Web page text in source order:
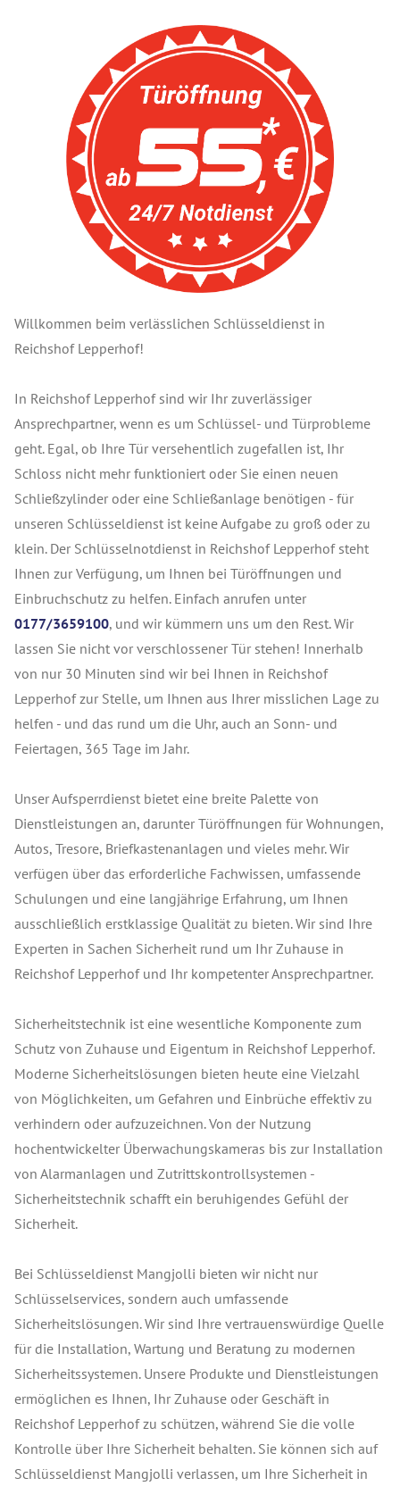
Willkommen beim verlässlichen Schlüsseldienst in
Reichshof Lepperhof!
In Reichshof Lepperhof sind wir Ihr zuverlässiger
Ansprechpartner, wenn es um Schlüssel- und Türprobleme
geht. Egal, ob Ihre Tür versehentlich zugefallen ist, Ihr
Schloss nicht mehr funktioniert oder Sie einen neuen
Schließzylinder oder eine Schließanlage benötigen - für
unseren Schlüsseldienst ist keine Aufgabe zu groß oder zu
klein. Der Schlüsselnotdienst in Reichshof Lepperhof steht
Ihnen zur Verfügung, um Ihnen bei Türöffnungen und
Einbruchschutz zu helfen. Einfach anrufen unter
0177/3659100, und wir kümmern uns um den Rest. Wir
lassen Sie nicht vor verschlossener Tür stehen! Innerhalb
von nur 30 Minuten sind wir bei Ihnen in Reichshof
Lepperhof zur Stelle, um Ihnen aus Ihrer misslichen Lage zu
helfen - und das rund um die Uhr, auch an Sonn- und
Feiertagen, 365 Tage im Jahr.
Unser Aufsperrdienst bietet eine breite Palette von
Dienstleistungen an, darunter Türöffnungen für Wohnungen,
Autos, Tresore, Briefkastenanlagen und vieles mehr. Wir
verfügen über das erforderliche Fachwissen, umfassende
Schulungen und eine langjährige Erfahrung, um Ihnen
ausschließlich erstklassige Qualität zu bieten. Wir sind Ihre
Experten in Sachen Sicherheit rund um Ihr Zuhause in
Reichshof Lepperhof und Ihr kompetenter Ansprechpartner.
Sicherheitstechnik ist eine wesentliche Komponente zum
Schutz von Zuhause und Eigentum in Reichshof Lepperhof.
Moderne Sicherheitslösungen bieten heute eine Vielzahl
von Möglichkeiten, um Gefahren und Einbrüche effektiv zu
verhindern oder aufzuzeichnen. Von der Nutzung
hochentwickelter Überwachungskameras bis zur Installation
von Alarmanlagen und Zutrittskontrollsystemen -
Sicherheitstechnik schafft ein beruhigendes Gefühl der
Sicherheit.
Bei Schlüsseldienst Mangjolli bieten wir nicht nur
Schlüsselservices, sondern auch umfassende
Sicherheitslösungen. Wir sind Ihre vertrauenswürdige Quelle
für die Installation, Wartung und Beratung zu modernen
Sicherheitssystemen. Unsere Produkte und Dienstleistungen
ermöglichen es Ihnen, Ihr Zuhause oder Geschäft in
Reichshof Lepperhof zu schützen, während Sie die volle
Kontrolle über Ihre Sicherheit behalten. Sie können sich auf
Schlüsseldienst Mangjolli verlassen, um Ihre Sicherheit in